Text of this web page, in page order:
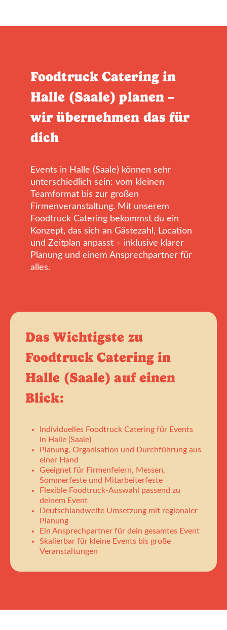
Foodtruck Catering in
Halle (Saale) planen –
wir übernehmen das für
dich
Events in Halle (Saale) können sehr
unterschiedlich sein: vom kleinen
Teamformat bis zur großen
Firmenveranstaltung. Mit unserem
Foodtruck Catering bekommst du ein
Konzept, das sich an Gästezahl, Location
und Zeitplan anpasst – inklusive klarer
Planung und einem Ansprechpartner für
alles.
Das Wichtigste zu
Foodtruck Catering in
Halle (Saale) auf einen
Blick:
Individuelles Foodtruck Catering für Events
in Halle (Saale)
Planung, Organisation und Durchführung aus
einer Hand
Geeignet für Firmenfeiern, Messen,
Sommerfeste und Mitarbeiterfeste
Flexible Foodtruck-Auswahl passend zu
deinem Event
Deutschlandweite Umsetzung mit regionaler
Planung
Ein Ansprechpartner für dein gesamtes Event
Skalierbar für kleine Events bis große
Veranstaltungen